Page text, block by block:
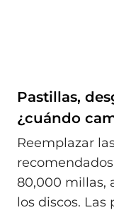
Pastillas,
¿cuándo
Reemplazar
80,000 millas,
los discos.